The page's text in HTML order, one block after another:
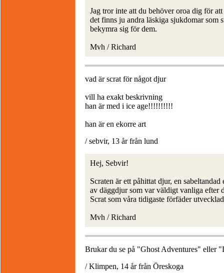
Jag tror inte att du behöver oroa dig för
det finns ju andra läskiga sjukdomar som
bekymra sig för dem.
Mvh / Richard
vad är scrat för något djur
vill ha exakt beskrivning
han är med i ice age!!!!!!!!!!
han är en ekorre art
/ sebvir, 13 år från lund
Hej, Sebvir!
Scraten är ett påhittat djur, en
av däggdjur som var väldigt vanliga efter
Scrat som våra tidigaste förfäder
Mvh / Richard
Brukar du se på "Ghost Adventures" eller
/ Klimpen, 14 år från Öreskoga